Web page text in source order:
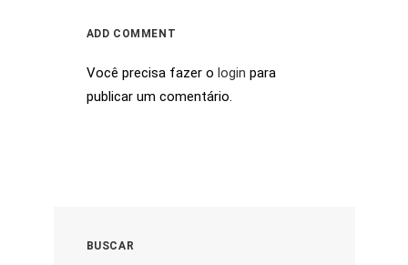
ADD COMMENT
Você precisa fazer o login para
publicar um comentário.
BUSCAR